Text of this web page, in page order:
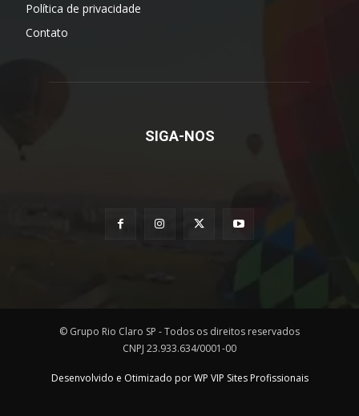
Política de privacidade
Contato
SIGA-NOS
© Grupo Rio Claro SP - Todos os direitos reservados
CNPJ 23.933.634/0001-00
Desenvolvido e Otimizado por WP VIP Sites Profissionais